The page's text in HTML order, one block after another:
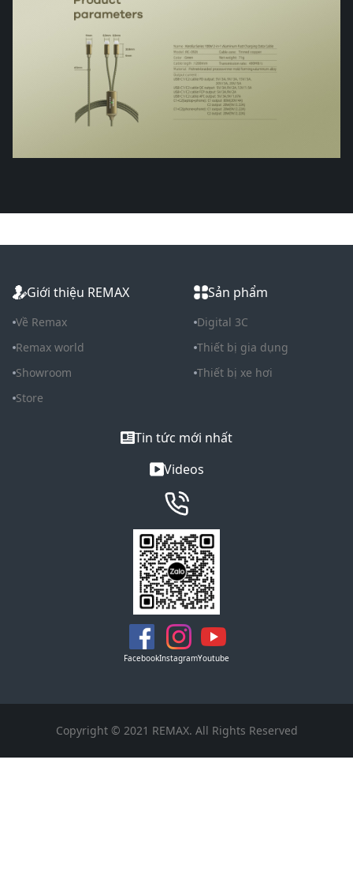
Giới thiệu REMAX
Về Remax
Remax world
Showroom
Store
Sản phẩm
Digital 3C
Thiết bị gia dụng
Thiết bị xe hơi
Tin tức mới nhất
Videos
FacebookInstagramYoutube
Copyright © 2021 REMAX. All Rights Reserved